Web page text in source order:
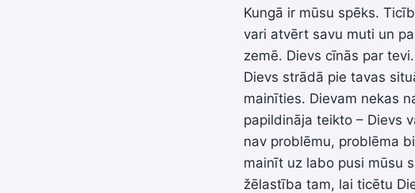
Kungā ir mūsu spēks.
vari atvērt savu muti un
zemē. Dievs cīnās par
Dievs strādā pie tavas
mainīties. Dievam nekas
papildināja teikto – Dievs
nav problēmu, problēma
mainīt uz labo pusi mūsu
žēlastība tam, lai ticētu